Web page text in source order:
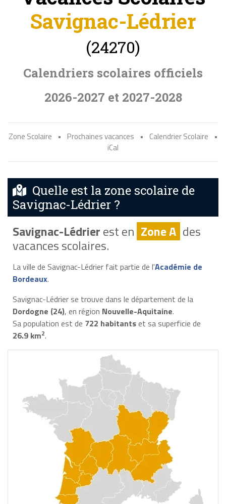
Savignac-Lédrier
(24270)
Calendriers scolaires officiels
2026-2027 et 2027-2028
Zone Scolaire • Prochaines vacances • Calendrier Scolaire
•
iCal
Quelle est la zone scolaire de
Savignac-Lédrier ?
Savignac-Lédrierest en Zone A des
vacances scolaires.
La ville de Savignac-Lédrier fait partie de l'Académie de
Bordeaux.
Savignac-Lédrier se trouve dans le département de la
Dordogne (24), en région Nouvelle-Aquitaine.
Sa population est de 722 habitantset sa superficie de
26.9 km2.